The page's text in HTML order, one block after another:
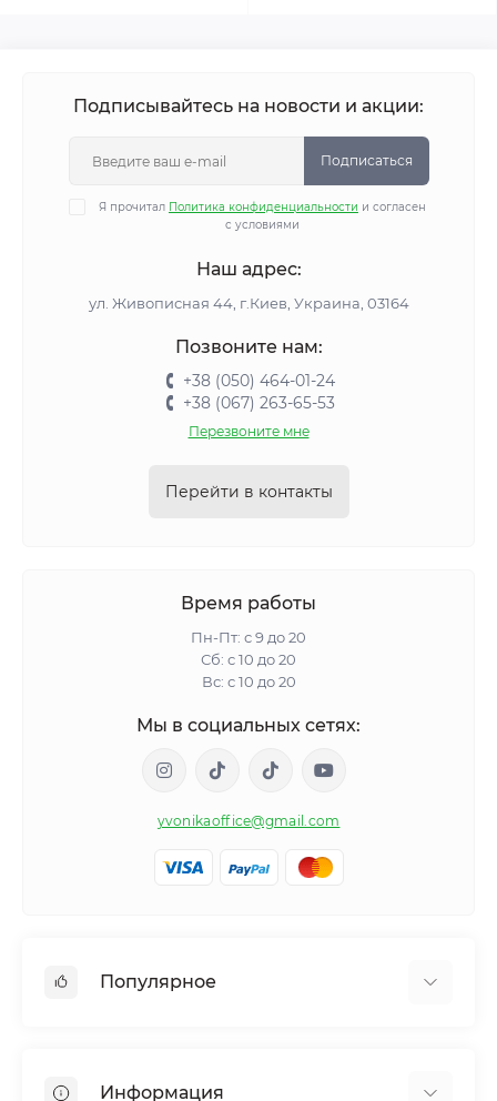
Подписывайтесь на новости и акции:
Подписаться
Я прочитал Политика конфиденциальности и согласен
с условиями
Наш адрес:
ул. Живописная 44, г.Киев, Украина, 03164
Позвоните нам:
+38 (050) 464-01-24
+38 (067) 263-65-53
Перезвоните мне
Перейти в контакты
Время работы
Пн-Пт: с 9 до 20
Сб: с 10 до 20
Вс: с 10 до 20
Мы в социальных сетях:
yvonikaoffice@gmail.com
Популярное
Информация